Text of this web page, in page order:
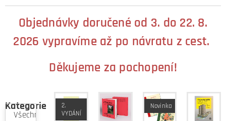
Objednávky doručené od 3. do 22. 8.
2026 vypravíme až po návratu z cest.
Děkujeme za pochopení!
Kategorie
Všechny
2.
VYDÁNÍ
Novinka